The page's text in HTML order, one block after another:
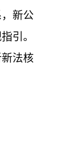
新公
引。
新法核